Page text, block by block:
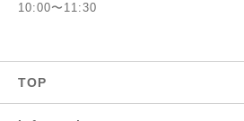
10:00〜11:30
TOP